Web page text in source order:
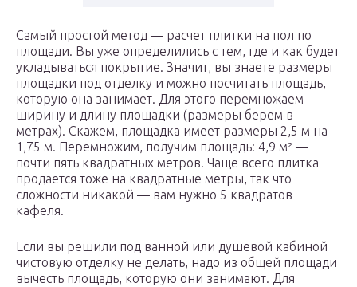
Самый простой метод — расчет плитки на пол по
площади. Вы уже определились с тем, где и как будет
укладываться покрытие. Значит, вы знаете размеры
площадки под отделку и можно посчитать площадь,
которую она занимает. Для этого перемножаем
ширину и длину площадки (размеры берем в
метрах). Скажем, площадка имеет размеры 2,5 м на
1,75 м. Перемножим, получим площадь: 4,9 м² —
почти пять квадратных метров. Чаще всего плитка
продается тоже на квадратные метры, так что
сложности никакой — вам нужно 5 квадратов
кафеля.
Если вы решили под ванной или душевой кабиной
чистовую отделку не делать, надо из общей площади
вычесть площадь, которую они занимают. Для